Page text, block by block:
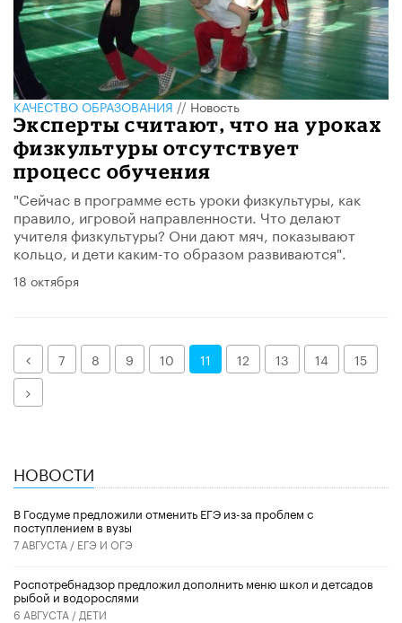
КАЧЕСТВО ОБРАЗОВАНИЯ//Новость
Эксперты считают, что на уроках
физкультуры отсутствует
процесс обучения
"Сейчас в программе есть уроки физкультуры, как
правило, игровой направленности. Что делают
учителя физкультуры? Они дают мяч, показывают
кольцо, и дети каким-то образом развиваются".
18 октября
Назад
7 8 9 10 11 12 13 14
15
Далее
НОВОСТИ
В Госдуме предложили отменить ЕГЭ из-за проблем с
поступлением в вузы
7 АВГУСТА / ЕГЭ И ОГЭ
Роспотребнадзор предложил дополнить меню школ и детсадов
рыбой и водорослями
6 АВГУСТА / ДЕТИ